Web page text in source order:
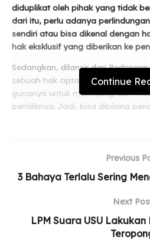
diduplikat oleh pihak yang tidak
dari itu, perlu adanya
sendiri atau bisa dikenal dengan
hak eksklusif yang diberikan ke
Sedangkan, dilansir dari
sebuah hak cipta yang dilekatkan
gunanya untuk melindungi dan
pemiliknya. Jadi, bisa dibilang
Fakta Film Penyalin
Continue
Previous
3 Bahaya Terlalu Sering
Next
LPM Suara USU